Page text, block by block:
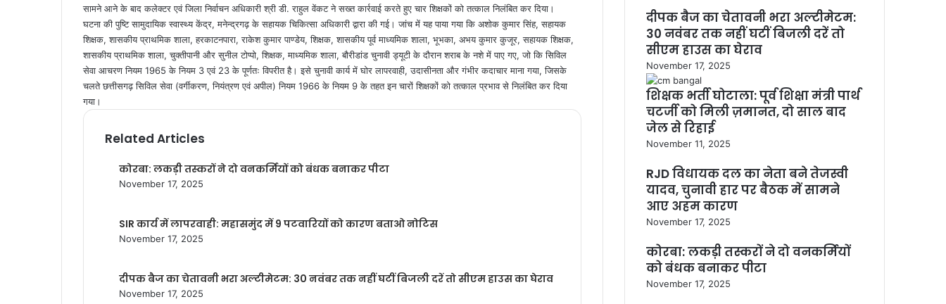
सामने आने के बाद कलेक्टर एवं जिला निर्वाचन अधिकारी श्री डी. राहुल वेंकट ने सख्त कार्रवाई करते हुए चार शिक्षकों को तत्काल निलंबित कर दिया।
घटना की पुष्टि सामुदायिक स्वास्थ्य केंद्र, मनेन्द्रगढ़ के सहायक चिकित्सा अधिकारी द्वारा की गई। जांच में यह पाया गया कि अशोक कुमार सिंह, सहायक
शिक्षक, शासकीय प्राथमिक शाला, हरकाटनपारा, राकेश कुमार पाण्डेय, शिक्षक, शासकीय पूर्व माध्यमिक शाला, भूभका, अभय कुमार कुजूर, सहायक शिक्षक,
शासकीय प्राथमिक शाला, चुक्तीपानी और सुनील टोप्पो, शिक्षक, माध्यमिक शाला, बौरीडांड चुनावी ड्यूटी के दौरान शराब के नशे में पाए गए, जो कि सिविल
सेवा आचरण नियम 1965 के नियम 3 एवं 23 के पूर्णतः विपरीत है। इसे चुनावी कार्य में घोर लापरवाही, उदासीनता और गंभीर कदाचार माना गया, जिसके
चलते छत्तीसगढ़ सिविल सेवा (वर्गीकरण, नियंत्रण एवं अपील) नियम 1966 के नियम 9 के तहत इन चारों शिक्षकों को तत्काल प्रभाव से निलंबित कर दिया
गया।
Related Articles
कोरबा: लकड़ी तस्करों ने दो वनकर्मियों को बंधक बनाकर पीटा
November 17, 2025
SIR कार्य में लापरवाही: महासमुंद में 9 पटवारियों को कारण बताओ नोटिस
November 17, 2025
दीपक बैज का चेतावनी भरा अल्टीमेटम: 30 नवंबर तक नहीं घटीं बिजली दरें तो सीएम हाउस का घेराव
November 17, 2025
दीपक बैज का चेतावनी भरा अल्टीमेटम:
30 नवंबर तक नहीं घटीं बिजली दरें तो
सीएम हाउस का घेराव
November 17, 2025
शिक्षक भर्ती घोटाला: पूर्व शिक्षा मंत्री पार्थ
चटर्जी को मिली ज़मानत, दो साल बाद
जेल से रिहाई
November 11, 2025
RJD विधायक दल का नेता बने तेजस्वी
यादव, चुनावी हार पर बैठक में सामने
आए अहम कारण
November 17, 2025
कोरबा: लकड़ी तस्करों ने दो वनकर्मियों
को बंधक बनाकर पीटा
November 17, 2025